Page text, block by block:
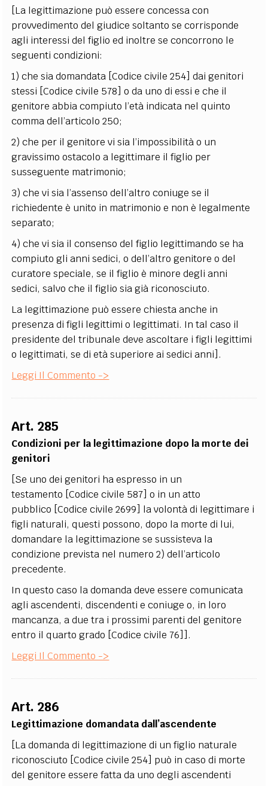
[La legittimazione può essere concessa con
provvedimento del giudice soltanto se corrisponde
agli interessi del figlio ed inoltre se concorrono le
seguenti condizioni:
1) che sia domandata [Codice civile 254] dai genitori
stessi [Codice civile 578] o da uno di essi e che il
genitore abbia compiuto l’età indicata nel quinto
comma dell’articolo 250;
2) che per il genitore vi sia l’impossibilità o un
gravissimo ostacolo a legittimare il figlio per
susseguente matrimonio;
3) che vi sia l’assenso dell’altro coniuge se il
richiedente è unito in matrimonio e non è legalmente
separato;
4) che vi sia il consenso del figlio legittimando se ha
compiuto gli anni sedici, o dell’altro genitore o del
curatore speciale, se il figlio è minore degli anni
sedici, salvo che il figlio sia già riconosciuto.
La legittimazione può essere chiesta anche in
presenza di figli legittimi o legittimati. In tal caso il
presidente del tribunale deve ascoltare i figli legittimi
o legittimati, se di età superiore ai sedici anni].
Leggi Il Commento ->
Art. 285
Condizioni per la legittimazione dopo la morte dei
genitori
[Se uno dei genitori ha espresso in un
testamento [Codice civile 587] o in un atto
pubblico [Codice civile 2699] la volontà di legittimare i
figli naturali, questi possono, dopo la morte di lui,
domandare la legittimazione se sussisteva la
condizione prevista nel numero 2) dell’articolo
precedente.
In questo caso la domanda deve essere comunicata
agli ascendenti, discendenti e coniuge o, in loro
mancanza, a due tra i prossimi parenti del genitore
entro il quarto grado [Codice civile 76]].
Leggi Il Commento ->
Art. 286
Legittimazione domandata dall’ascendente
[La domanda di legittimazione di un figlio naturale
riconosciuto [Codice civile 254] può in caso di morte
del genitore essere fatta da uno degli ascendenti